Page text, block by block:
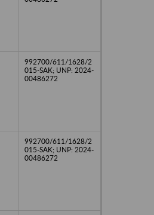
992700/611/1628/2
015-SAK; UNP: 2024-
00486272
992700/611/1628/2
015-SAK; UNP: 2024-
00486272